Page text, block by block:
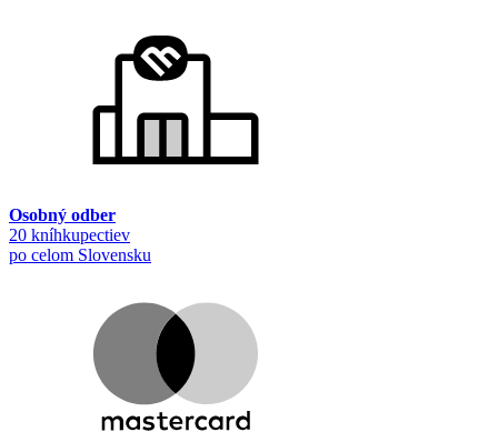
Osobný odber
20 kníhkupectiev
po celom Slovensku